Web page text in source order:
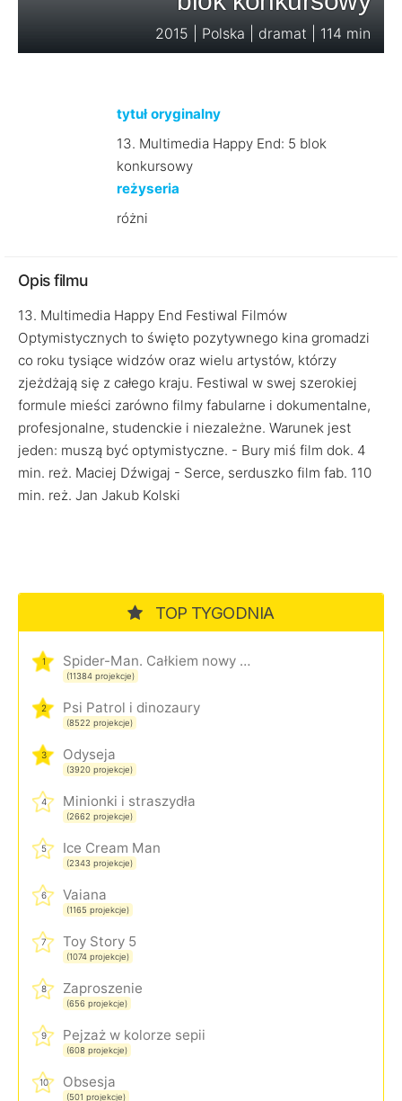
2015 | Polska | dramat | 114 min
tytuł oryginalny
13. Multimedia Happy End: 5 blok
konkursowy
reżyseria
różni
Opis filmu
13. Multimedia Happy End Festiwal Filmów
Optymistycznych to święto pozytywnego kina gromadzi
co roku tysiące widzów oraz wielu artystów, którzy
zjeżdżają się z całego kraju. Festiwal w swej szerokiej
formule mieści zarówno filmy fabularne i dokumentalne,
profesjonalne, studenckie i niezależne. Warunek jest
jeden: muszą być optymistyczne. - Bury miś film dok. 4
min. reż. Maciej Dźwigaj - Serce, serduszko film fab. 110
min. reż. Jan Jakub Kolski
TOP TYGODNIA
1 Spider-Man. Całkiem nowy dzień
(11384 projekcje)
2 Psi Patrol i dinozaury
(8522 projekcje)
3 Odyseja
(3920 projekcje)
4 Minionki i straszydła
(2662 projekcje)
5 Ice Cream Man
(2343 projekcje)
6 Vaiana
(1165 projekcje)
7 Toy Story 5
(1074 projekcje)
8 Zaproszenie
(656 projekcje)
9 Pejzaż w kolorze sepii
(608 projekcje)
10 Obsesja
(501 projekcje)